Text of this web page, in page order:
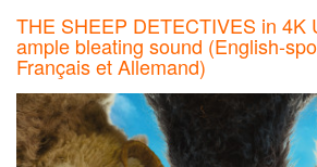
THE SHEEP DETECTIVES in 4K
ample bleating sound (English-
Français et Allemand)